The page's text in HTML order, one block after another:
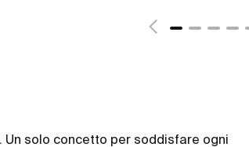
Un solo concetto per soddisfare ogni